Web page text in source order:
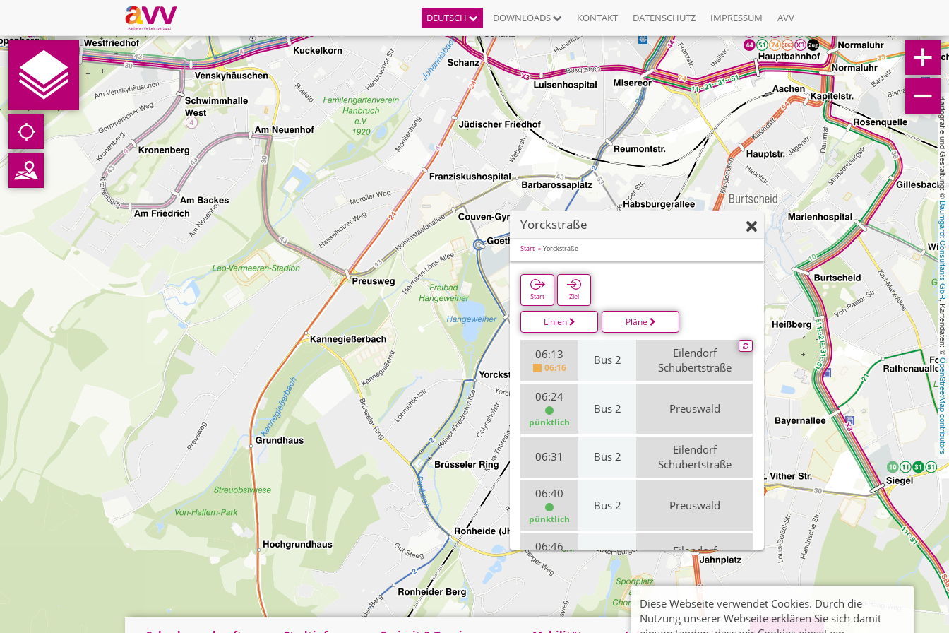
DEUTSCH DOWNLOADS KONTAKT DATENSCHUTZ IMPRESSUM AVV
Kartografie und Gestaltung: ©
Baumgardt Consultants GbR
, Kartendaten: ©
OpenStreetMap contributors
Yorckstraße
Start Yorckstraße
Start Ziel
Linien Pläne
06:13
06:16
Bus 2
Eilendorf
Schubertstraße
06:24
pünktlich
Bus 2 Preuswald
06:31 Bus 2
Eilendorf
Schubertstraße
06:40
pünktlich
Bus 2 Preuswald
06:46
pünktlich
Bus 2
Eilendorf
Schubertstraße
Bus 2
Preuswald
Diese Webseite verwendet Cookies. Durch die
Nutzung unserer Webseite erklären Sie sich damit